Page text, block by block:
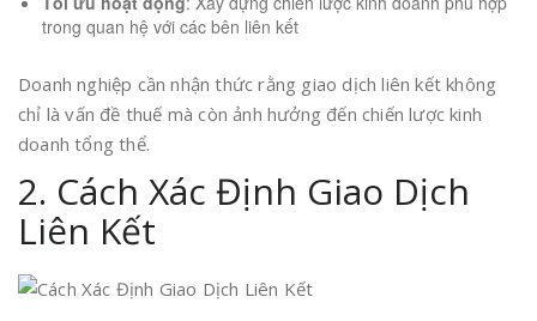
trong quan hệ với các bên liên kết
Doanh nghiệp cần nhận thức rằng giao dịch liên kết không
chỉ là vấn đề thuế mà còn ảnh hưởng đến chiến lược kinh
doanh tổng thể.
2. Cách Xác Định Giao Dịch
Liên Kết